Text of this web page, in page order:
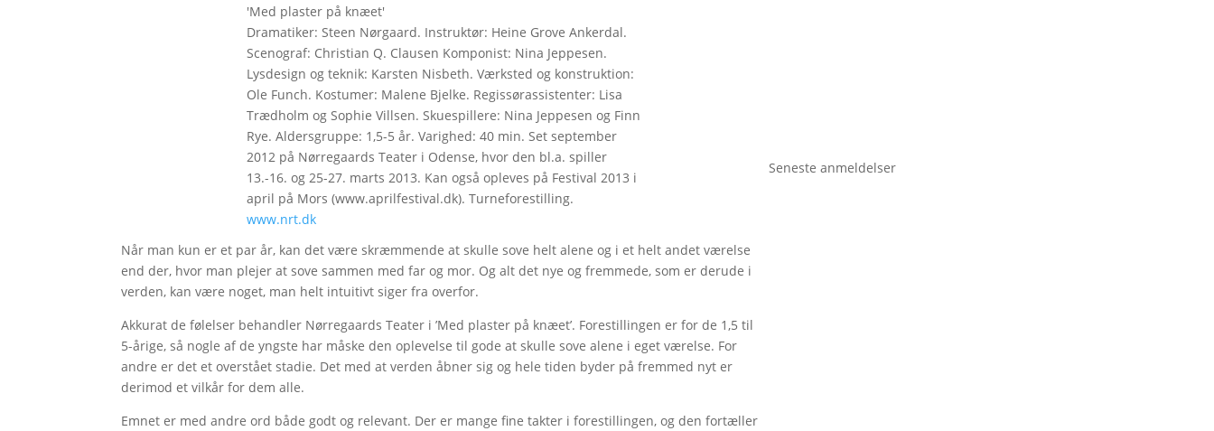
'Med plaster på knæet'
Dramatiker: Steen Nørgaard. Instruktør: Heine Grove Ankerdal.
Scenograf: Christian Q. Clausen Komponist: Nina Jeppesen.
Lysdesign og teknik: Karsten Nisbeth. Værksted og konstruktion:
Ole Funch. Kostumer: Malene Bjelke. Regissørassistenter: Lisa
Trædholm og Sophie Villsen. Skuespillere: Nina Jeppesen og Finn
Rye. Aldersgruppe: 1,5-5 år. Varighed: 40 min. Set september
2012 på Nørregaards Teater i Odense, hvor den bl.a. spiller
13.-16. og 25-27. marts 2013. Kan også opleves på Festival 2013 i
april på Mors (www.aprilfestival.dk). Turneforestilling.
www.nrt.dk
Når man kun er et par år, kan det være skræmmende at skulle sove helt alene og i et helt andet værelse
end der, hvor man plejer at sove sammen med far og mor. Og alt det nye og fremmede, som er derude i
verden, kan være noget, man helt intuitivt siger fra overfor.
Akkurat de følelser behandler Nørregaards Teater i ’Med plaster på knæet’. Forestillingen er for de 1,5 til
5-årige, så nogle af de yngste har måske den oplevelse til gode at skulle sove alene i eget værelse. For
andre er det et overstået stadie. Det med at verden åbner sig og hele tiden byder på fremmed nyt er
derimod et vilkår for dem alle.
Emnet er med andre ord både godt og relevant. Der er mange fine takter i forestillingen, og den fortæller
Seneste anmeldelser